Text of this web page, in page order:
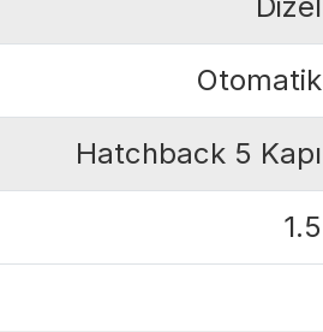
Dizel
Otomatik
Hatchback 5 Kapı
1.5